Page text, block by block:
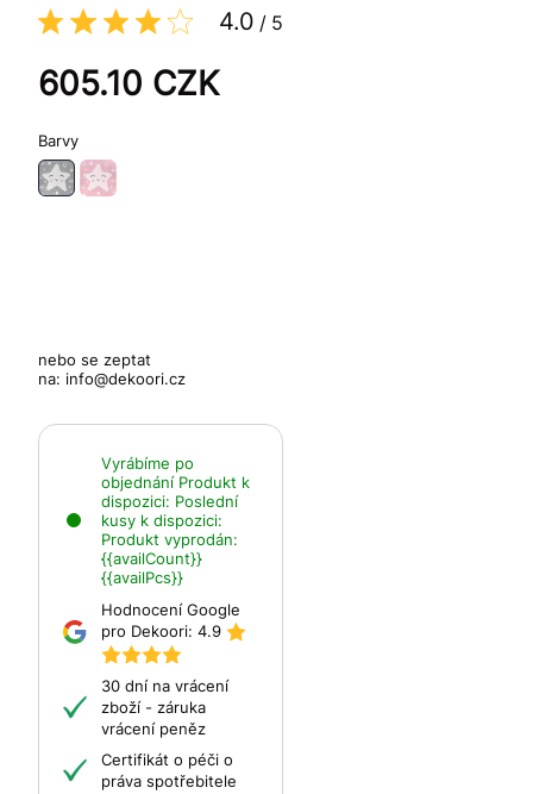
4.0 / 5
605.10 CZK
Barvy
nebo se zeptat
na: info@dekoori.cz
Vyrábíme po
objednání Produkt k
dispozici: Poslední
kusy k dispozici:
Produkt vyprodán:
{{availCount}}
{{availPcs}}
Hodnocení Google
pro Dekoori: 4.9
30 dní na vrácení
zboží - záruka
vrácení peněz
Certifikát o péči o
práva spotřebitele